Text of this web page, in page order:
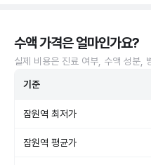
수액 가격은 얼마인가요?
실제 비용은 진료 여부, 수액 성분,
기준
잠원역 최저가
잠원역 평균가